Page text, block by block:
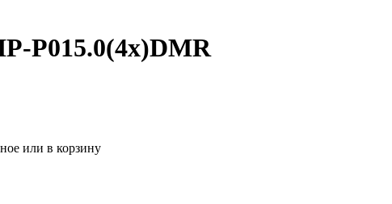
P015.0(4x)DMR
или в корзину